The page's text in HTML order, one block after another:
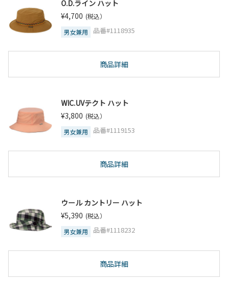
O.D.ライン ハット
¥4,700 (税込）
男女兼用
品番#1118935
商品詳細
WIC.UVテクト ハット
¥3,800 (税込）
男女兼用
品番#1119153
商品詳細
ウール カントリー ハット
¥5,390 (税込）
男女兼用
品番#1118232
商品詳細